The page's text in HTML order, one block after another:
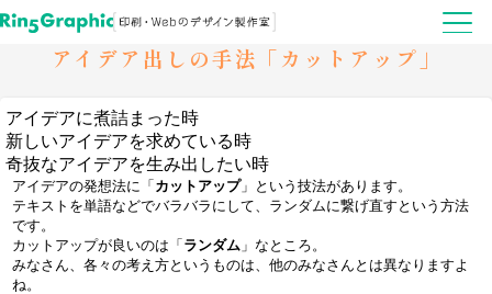
アイデア出しの手法「カットアップ」
アイデアに煮詰まった時
新しいアイデアを求めている時
奇抜なアイデアを生み出したい時
アイデアの発想法に「 カットアップ」という技法があります。
テキストを単語などでバラバラにして、ランダムに繋げ直すという方法
です。
カットアップが良いのは「 ランダム 」なところ。
みなさん、各々の考え方というものは、他のみなさんとは異なりますよ
ね。